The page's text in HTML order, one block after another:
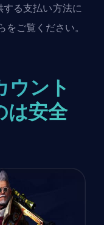
る支払い方法に
ご覧ください。
ウント
は安全